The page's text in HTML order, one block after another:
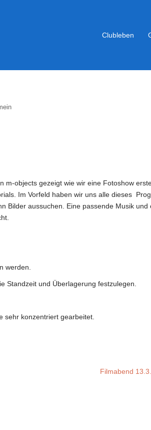
Clubleben
m-objects gezeigt wie wir eine Fotoshow
Im Vorfeld haben wir uns alle dieses
Bilder aussuchen. Eine passende Musik und
werden.
Standzeit und Überlagerung festzulegen.
sehr konzentriert gearbeitet.
Filmabend